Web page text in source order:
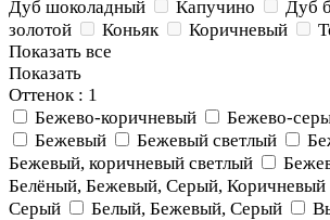
Дуб шоколадный
Капучино Дуб
золотой
Коньяк Коричневый
Показать все
Показать
Оттенок : 1
Бежево-коричневый
Бежево-
Бежевый
Бежевый светлый
Бежевый, коричневый светлый
Белёный, Бежевый, Серый, Коричневый
Серый
Белый, Бежевый, Серый